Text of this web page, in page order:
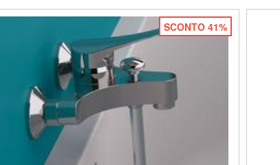
SCONTO 41%